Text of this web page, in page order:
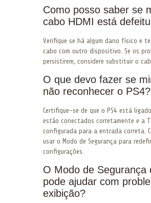
Como posso saber se
cabo HDMI está
Verifique se há algum dano físico e
cabo com outro dispositivo. Se os
persistirem, considere substituir o
O que devo fazer se
não reconhecer o PS4?
Certifique-se de que o PS4 está
estão conectados corretamente e a
configurada para a entrada correta.
usar o Modo de Segurança para
configurações.
O Modo de Segurança
pode ajudar com
exibição?